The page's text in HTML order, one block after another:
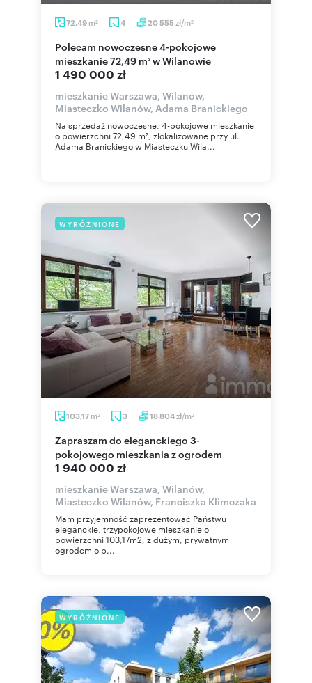
72,49 m2 4 20 555 zł/m2
Polecam nowoczesne 4-pokojowe
mieszkanie 72,49 m² w Wilanowie
1 490 000 zł
mieszkanie Warszawa, Wilanów,
Miasteczko Wilanów, Adama Branickiego
Na sprzedaż nowoczesne, 4-pokojowe mieszkanie
o powierzchni 72,49 m², zlokalizowane przy ul.
Adama Branickiego w Miasteczku Wila...
WYRÓŻNIONE
103,17 m2 3 18 804zł/m2
Zapraszam do eleganckiego 3-
pokojowego mieszkania z ogrodem
1 940 000 zł
mieszkanie Warszawa, Wilanów,
Miasteczko Wilanów, Franciszka Klimczaka
Mam przyjemność zaprezentować Państwu
eleganckie, trzypokojowe mieszkanie o
powierzchni 103,17m2, z dużym, prywatnym
ogrodem o p...
WYRÓŻNIONE